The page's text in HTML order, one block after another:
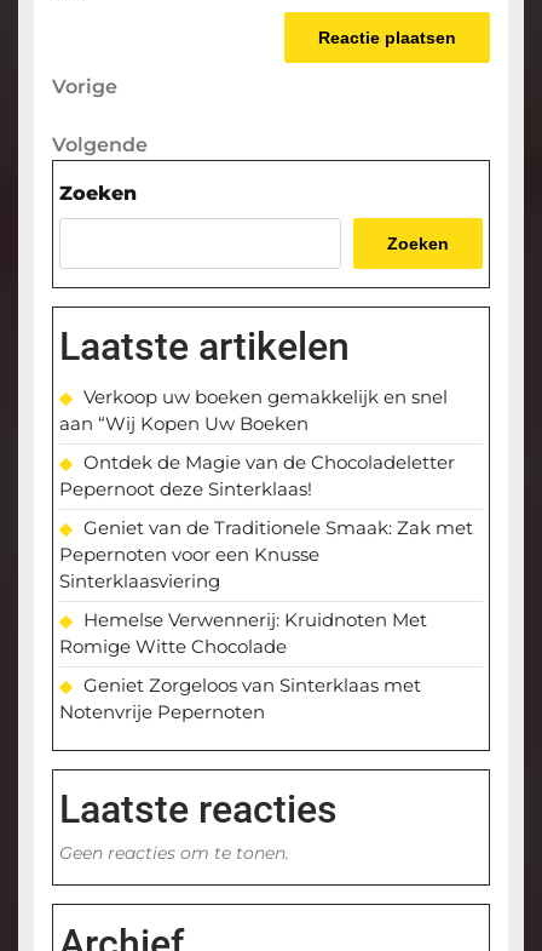
Berichtnavigatie
Vorige
Vorige
Volgende
Volgende
Zoeken
Zoeken
Laatste artikelen
Verkoop uw boeken gemakkelijk en snel
aan “Wij Kopen Uw Boeken
Ontdek de Magie van de Chocoladeletter
Pepernoot deze Sinterklaas!
Geniet van de Traditionele Smaak: Zak met
Pepernoten voor een Knusse
Sinterklaasviering
Hemelse Verwennerij: Kruidnoten Met
Romige Witte Chocolade
Geniet Zorgeloos van Sinterklaas met
Notenvrije Pepernoten
Laatste reacties
Geen reacties om te tonen.